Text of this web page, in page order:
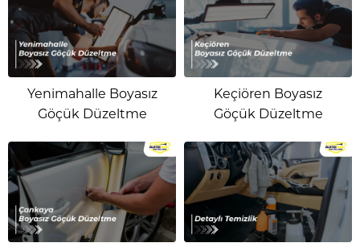
Yenimahalle Boyasız
Göçük Düzeltme
Keçiören Boyasız
Göçük Düzeltme